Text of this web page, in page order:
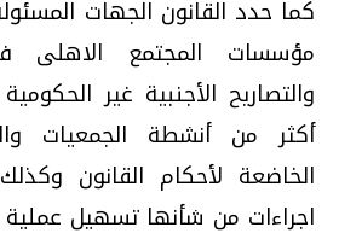
كما حدد القانون الجهات
مؤسسات المجتمع
والتصاريح الأجنبية غير
أكثر من أنشطة الجمعيات
الخاضعة لأحكام القانون
اجراءات من شأنها تسهيل